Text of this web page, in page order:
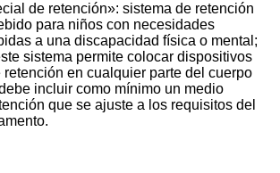
de retención»: sistema de retención
para niños con necesidades
a una discapacidad física o mental;
sistema permite colocar dispositivos
en cualquier parte del cuerpo
incluir como mínimo un medio
que se ajuste a los requisitos del